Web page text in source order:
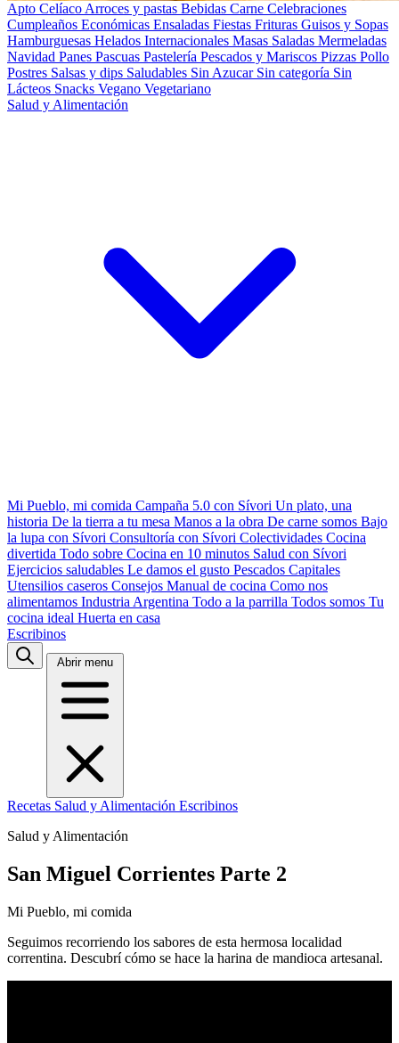
Apto Celíaco Arroces y pastas Bebidas Carne Celebraciones
Cumpleaños Económicas Ensaladas Fiestas Frituras Guisos y Sopas
Hamburguesas Helados Internacionales Masas Saladas Mermeladas
Navidad Panes Pascuas Pastelería Pescados y Mariscos Pizzas Pollo
Postres Salsas y dips Saludables Sin Azucar Sin categoría Sin
Lácteos Snacks Vegano Vegetariano
Salud y Alimentación
Mi Pueblo, mi comida Campaña 5.0 con Sívori Un plato, una
historia De la tierra a tu mesa Manos a la obra De carne somos Bajo
la lupa con Sívori Consultoría con Sívori Colectividades Cocina
divertida Todo sobre Cocina en 10 minutos Salud con Sívori
Ejercicios saludables Le damos el gusto Pescados Capitales
Utensilios caseros Consejos Manual de cocina Como nos
alimentamos Industria Argentina Todo a la parrilla Todos somos Tu
cocina ideal Huerta en casa
Escribinos
Abrir menu
Recetas Salud y Alimentación Escribinos
Salud y Alimentación
San Miguel Corrientes Parte 2
Mi Pueblo, mi comida
Seguimos recorriendo los sabores de esta hermosa localidad
correntina. Descubrí cómo se hace la harina de mandioca artesanal.